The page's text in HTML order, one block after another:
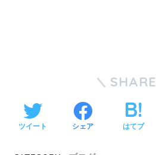
SHARE
ツイート シェア はてブ